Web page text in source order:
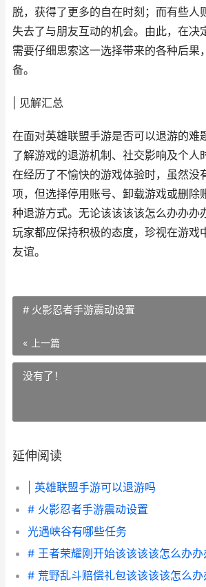
脱，获得了更多的自在时刻；而有些人
失去了与朋友互动的机会。由此，在决
需要仔细思索这一选择带来的各种后果
备。
| 见解汇总
在面对英雄联盟手游是否可以退游的难
了解游戏的退游机制、社交影响及个人
在经历了不愉快的游戏体验时，虽然没
项，但选择停用账号、卸载游戏或删除
种退游方式。无论该该该该怎么办办办
玩家都应保持积极的态度，珍视在游戏
友谊。
# 火影忍者手游震动设置
« 上一篇
没有了！
延伸阅读
| 英雄联盟手游可以退游吗
# 火影忍者手游震动设置
光遇峡谷有哪些任务
# 王者荣耀刚开始该该该该怎么办办
# 荒野乱斗赔偿礼包该该该该怎么办